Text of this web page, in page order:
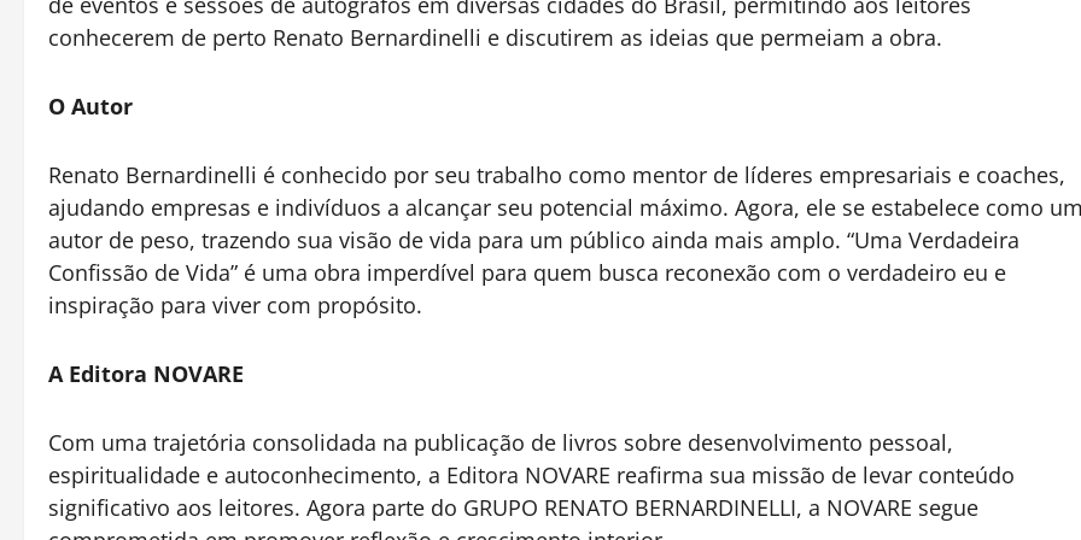
conhecerem de perto Renato Bernardinelli e discutirem as ideias que permeiam a obra.
O Autor
Renato Bernardinelli é conhecido por seu trabalho como mentor de líderes empresariais e coaches,
ajudando empresas e indivíduos a alcançar seu potencial máximo. Agora, ele se estabelece como
autor de peso, trazendo sua visão de vida para um público ainda mais amplo. “Uma Verdadeira
Confissão de Vida” é uma obra imperdível para quem busca reconexão com o verdadeiro eu e
inspiração para viver com propósito.
A Editora NOVARE
Com uma trajetória consolidada na publicação de livros sobre desenvolvimento pessoal,
espiritualidade e autoconhecimento, a Editora NOVARE reafirma sua missão de levar conteúdo
significativo aos leitores. Agora parte do GRUPO RENATO BERNARDINELLI, a NOVARE segue